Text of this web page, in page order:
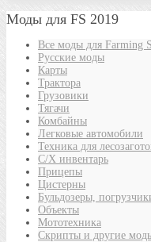
Моды для FS 2019
Все моды для Farming
Русские моды
Карты
Трактора
Грузовики
Тягачи
Комбайны
Легковые автомобили
Техника для
С/Х инвентарь
Прицепы
Цистерны
Бульдозеры,
Объекты
Мототехника
Скрипты и другие